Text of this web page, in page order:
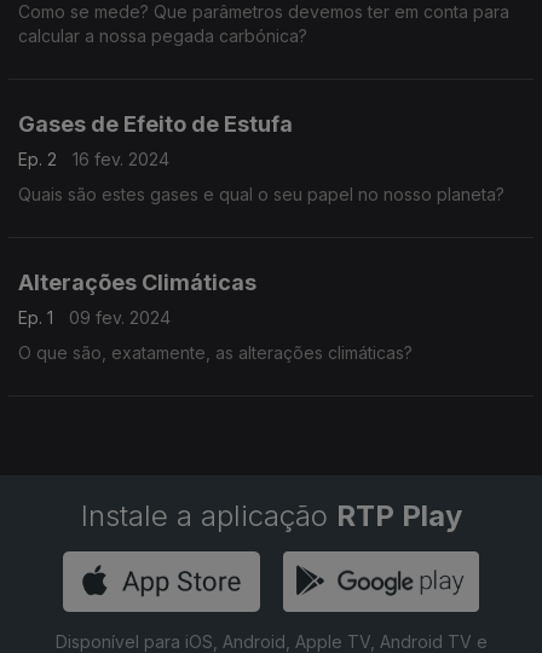
Como se mede? Que parâmetros devemos ter em conta para
calcular a nossa pegada carbónica?
Gases de Efeito de Estufa
Ep. 2
16 fev. 2024
Quais são estes gases e qual o seu papel no nosso planeta?
Alterações Climáticas
Ep. 1
09 fev. 2024
O que são, exatamente, as alterações climáticas?
Instale a aplicação RTP Play
Disponível para iOS, Android, Apple TV, Android TV e